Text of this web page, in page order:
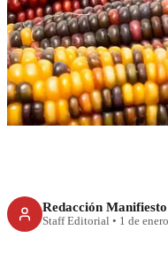
Defensa
Redacción Manifiesto
Staff Editorial • 1 de